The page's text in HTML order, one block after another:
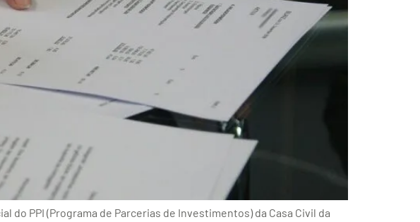
do PPI (Programa de Parcerias de Investimentos) da Casa Civil da